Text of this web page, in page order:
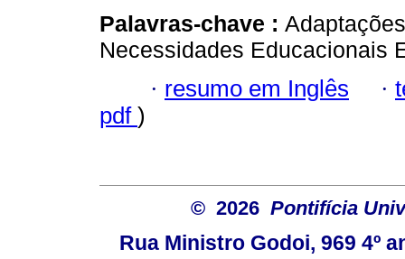
Palavras-chave :
Necessidades Educacionais
· resumo em Inglês ·
pdf )
© 2026 Pontifícia
Rua Ministro Godoi, 969 4º